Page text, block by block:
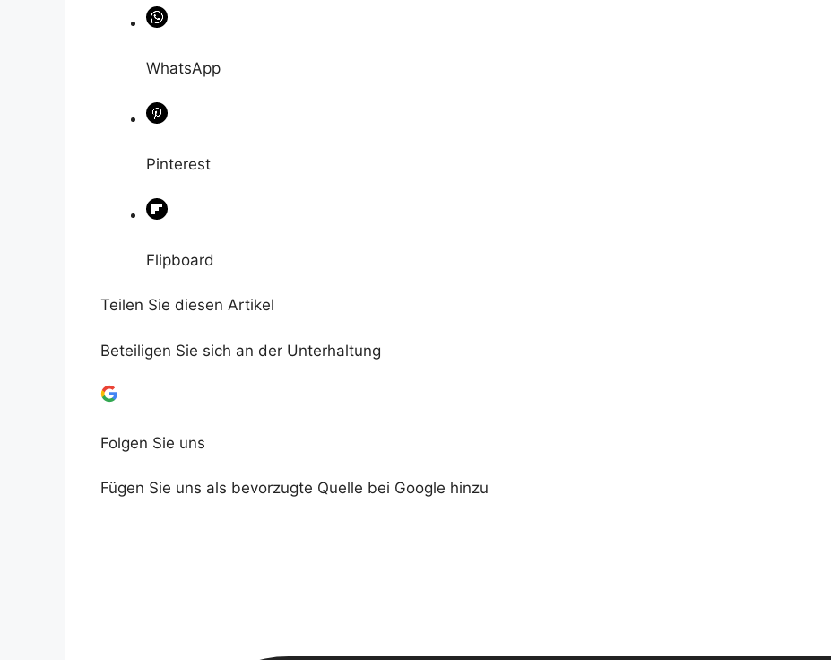
WhatsApp
Pinterest
Flipboard
Teilen Sie diesen Artikel
Beteiligen Sie sich an der Unterhaltung
Folgen Sie uns
Fügen Sie uns als bevorzugte Quelle bei Google hinzu